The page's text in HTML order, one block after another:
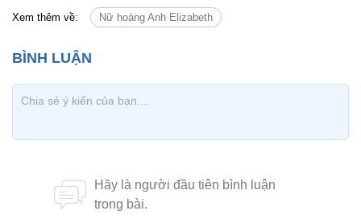
Xem thêm về: Nữ hoàng Anh Elizabeth